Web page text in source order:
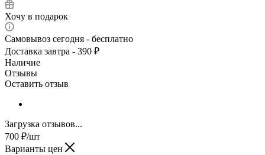
Хочу в подарок
Самовывоз сегодня - бесплатно
Доставка завтра - 390 ₽
Наличие
Отзывы
Оставить отзыв
Загрузка отзывов...
700 ₽/шт
Варианты цен